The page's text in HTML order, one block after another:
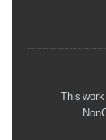
This